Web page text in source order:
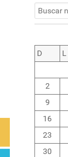
D
L
2
9
16
23
30